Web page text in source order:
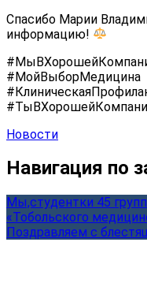
Спасибо Марии
информацию!
#МойВыборМедицина
Новости
Навигация по
Мы,студентки 45
«Тобольского
Поздравляем с